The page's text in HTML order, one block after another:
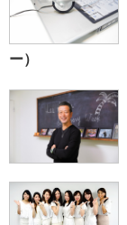
ー）